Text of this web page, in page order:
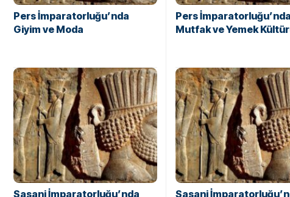
Pers İmparatorluğu’nda
Giyim ve Moda
Pers İmparatorluğu’nda
Mutfak ve Yemek
Sasani İmparatorluğu’nda Sasani